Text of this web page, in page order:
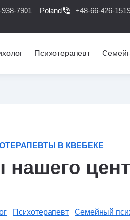
7901 Polandphone_in_talk +48-66-426-1519
Психотерапевт
В КВЕБЕКЕ
нашего
Психотерапевт Семейный